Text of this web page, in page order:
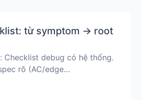
từ symptom → root
Checklist debug có hệ thống.
rõ (AC/edge…